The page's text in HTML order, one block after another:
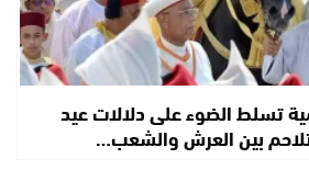
تسلط الضوء على دلالات عيد
بين العرش والشعب…